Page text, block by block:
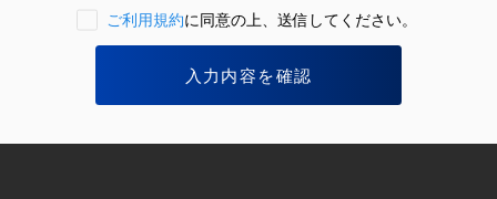
ご利用規約に同意の上、送信してください。